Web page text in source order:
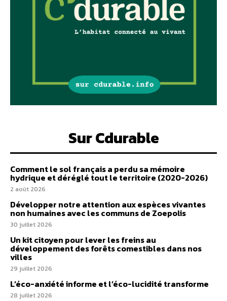
Sur Cdurable
Comment le sol français a perdu sa mémoire
hydrique et déréglé tout le territoire (2020-2026)
2 août 2026
Développer notre attention aux espèces vivantes
non humaines avec les communs de Zoepolis
30 juillet 2026
Un kit citoyen pour lever les freins au
développement des forêts comestibles dans nos
villes
29 juillet 2026
L’éco-anxiété informe et l’éco-lucidité transforme
28 juillet 2026